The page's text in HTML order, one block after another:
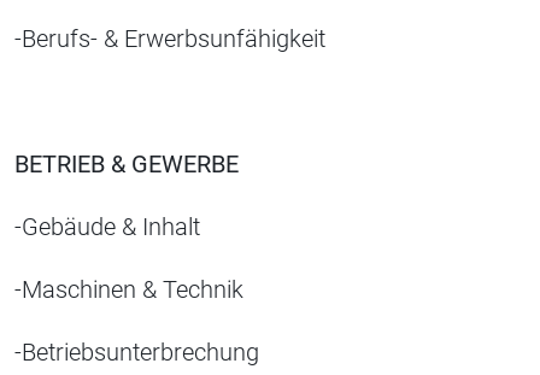
-Berufs- & Erwerbsunfähigkeit
BETRIEB & GEWERBE
-Gebäude & Inhalt
-Maschinen & Technik
-Betriebsunterbrechung